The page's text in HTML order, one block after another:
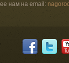
ее нам на email: